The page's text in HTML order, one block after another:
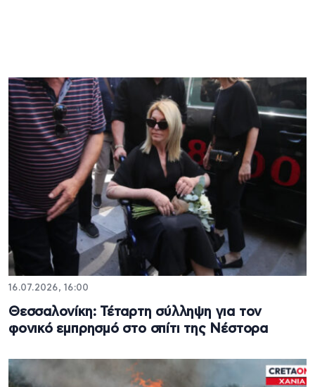
16.07.2026, 16:00
Θεσσαλονίκη: Τέταρτη σύλληψη για τον
φονικό εμπρησμό στο σπίτι της Νέστορα